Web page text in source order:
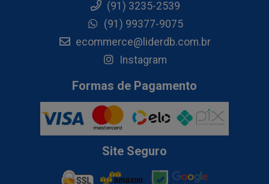
(91) 3235-2539
(91) 99377-9075
ecommerce@liderdb.com.br
Instagram
Formas de Pagamento
Site Seguro